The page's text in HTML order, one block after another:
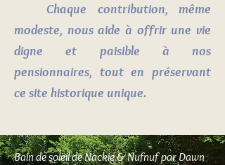
Chaque contribution, même
modeste, nous aide à offrir une vie
digne et paisible à nos
pensionnaires, tout en préservant
ce site historique unique.
Bain de soleil de Nackie & Nufnuf par Dawn